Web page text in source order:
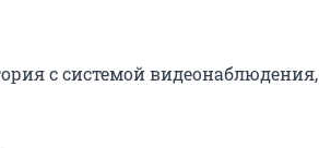
с системой видеонаблюдения,